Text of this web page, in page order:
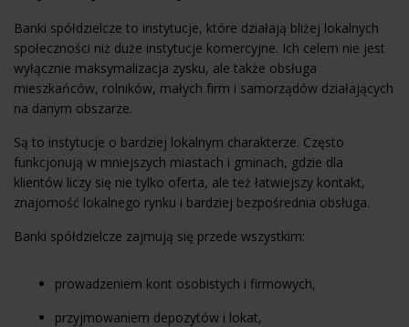
Banki spółdzielcze to instytucje, które działają bliżej lokalnych
społeczności niż duże instytucje komercyjne. Ich celem nie jest
wyłącznie maksymalizacja zysku, ale także obsługa
mieszkańców, rolników, małych firm i samorządów działających
na danym obszarze.
Są to instytucje o bardziej lokalnym charakterze. Często
funkcjonują w mniejszych miastach i gminach, gdzie dla
klientów liczy się nie tylko oferta, ale też łatwiejszy kontakt,
znajomość lokalnego rynku i bardziej bezpośrednia obsługa.
Banki spółdzielcze zajmują się przede wszystkim:
prowadzeniem kont osobistych i firmowych,
przyjmowaniem depozytów i lokat,